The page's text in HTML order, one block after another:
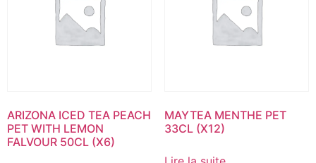
ARIZONA ICED TEA PEACH
PET WITH LEMON
FALVOUR 50CL (X6)
MAYTEA MENTHE PET
33CL (X12)